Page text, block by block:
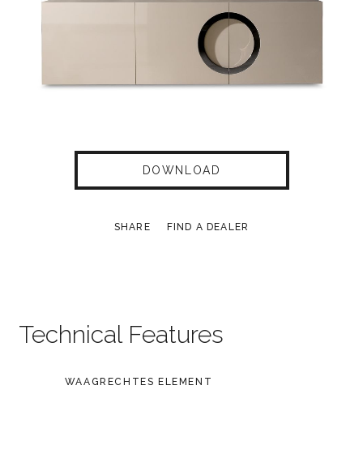
DOWNLOAD
SHARE FIND A DEALER
Technical Features
WAAGRECHTES ELEMENT